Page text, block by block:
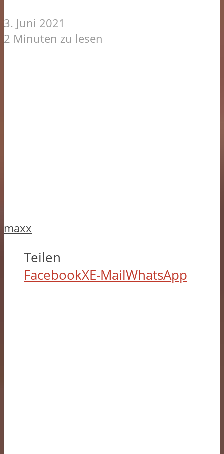
3. Juni 2021
2 Minuten zu lesen
maxx
Teilen
FacebookXE-MailWhatsApp